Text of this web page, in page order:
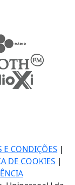
E CONDIÇÕES |
DE COOKIES |